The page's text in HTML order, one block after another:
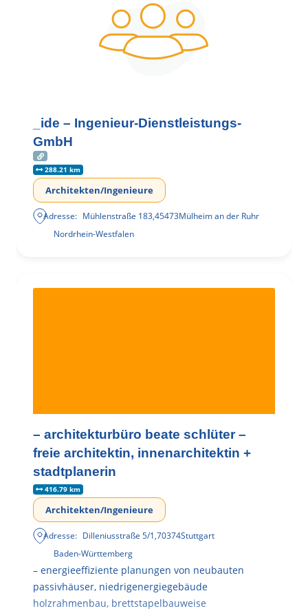
_ide – Ingenieur-Dienstleistungs-
GmbH
288.21 km
Architekten/Ingenieure
Adresse: Mühlenstraße 183,45473Mülheim an der Ruhr
Nordrhein-Westfalen
– architekturbüro beate schlüter –
freie architektin, innenarchitektin +
stadtplanerin
416.79 km
Architekten/Ingenieure
Adresse: Dilleniusstraße 5/1,70374Stuttgart
Baden-Württemberg
– energieeffiziente planungen von neubauten
passivhäuser, niedrigenergiegebäude
holzrahmenbau, brettstapelbauweise